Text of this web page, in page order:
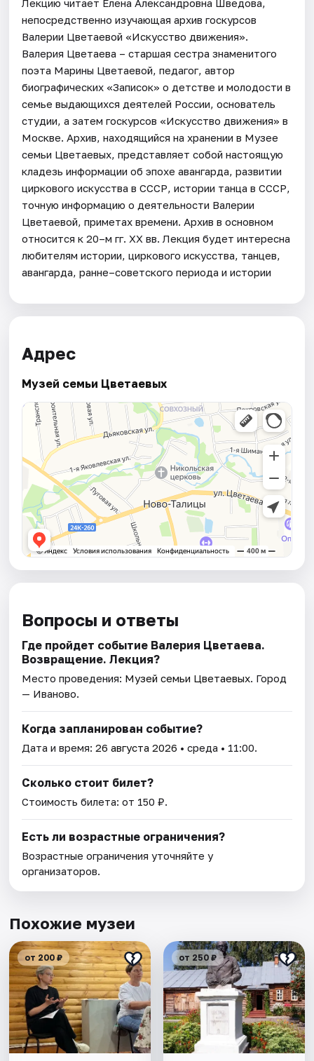
Лекцию читает Елена Александровна Шведова,
непосредственно изучающая архив госкурсов
Валерии Цветаевой «Искусство движения».
Валерия Цветаева – старшая сестра знаменитого
поэта Марины Цветаевой, педагог, автор
биографических «Записок» о детстве и молодости в
семье выдающихся деятелей России, основатель
студии, а затем госкурсов «Искусство движения» в
Москве. Архив, находящийся на хранении в Музее
семьи Цветаевых, представляет собой настоящую
кладезь информации об эпохе авангарда, развитии
циркового искусства в СССР, истории танца в СССР,
точную информацию о деятельности Валерии
Цветаевой, приметах времени. Архив в основном
относится к 20–м гг. XX вв. Лекция будет интересна
любителям истории, циркового искусства, танцев,
авангарда, ранне–советского периода и истории
Адрес
Музей семьи Цветаевых
Вопросы и ответы
Где пройдет событие Валерия Цветаева.
Возвращение. Лекция?
Место проведения: Музей семьи Цветаевых. Город
— Иваново.
Когда запланирован событие?
Дата и время:26 августа 2026 • среда • 11:00.
Сколько стоит билет?
Стоимость билета: от 150 ₽.
Есть ли возрастные ограничения?
Возрастные ограничения уточняйте у
организаторов.
Похожие музеи
от 200 ₽ от 250 ₽